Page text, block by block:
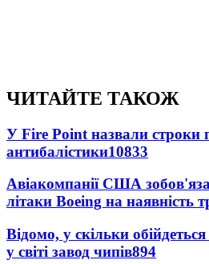
ЧИТАЙТЕ ТАКОЖ
У Fire Point назвали строки
антибалістики10833
Авіакомпанії США
літаки Boeing на наявність
Відомо, у скільки
у світі завод чипів894